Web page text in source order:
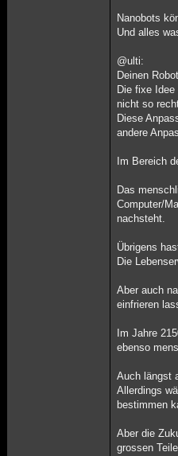
Nanobots
Und alles
@ulti:
Deinen
Die fixe
nicht so
Diese
andere
Im Bereich
Das
Computer/
nachsteht.
Übrigens
Die
Aber auch
einfrieren
Im Jahre
ebenso
Auch längst
Allerdings
bestimmen
Aber die
grossen